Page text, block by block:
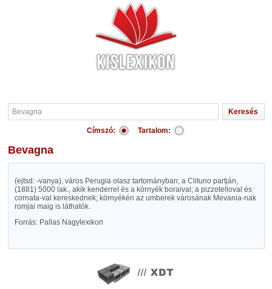
Címszó: Tartalom:
Bevagna
(ejtsd: -vanya), város Perugia olasz tartományban, a Clituno partján,
(1881) 5000 lak., akik kenderrel és a környék boraival; a pizzotelloval és
cornata-val kereskednek; környékén az umberek városának Mevania-nak
romjai maig is láthatók.
Forrás: Pallas Nagylexikon